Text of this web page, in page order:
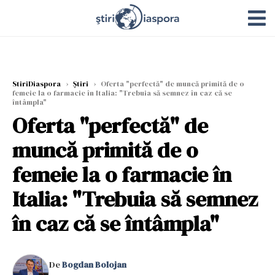
StiriDiaspora › Știri › Oferta "perfectă" de muncă primită de o
femeie la o farmacie în Italia: "Trebuia să semnez în caz că se
întâmpla"
Oferta "perfectă" de
muncă primită de o
femeie la o farmacie în
Italia: "Trebuia să semnez
în caz că se întâmpla"
DeBogdan Bolojan